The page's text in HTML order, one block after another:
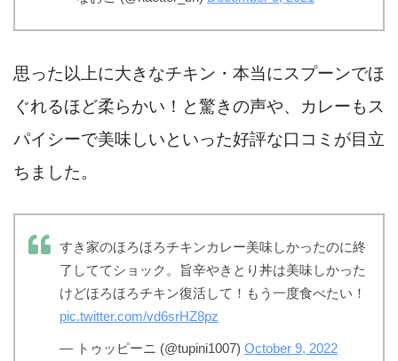
思った以上に大きなチキン・本当にスプーンでほ
ぐれるほど柔らかい！と驚きの声や、カレーもス
パイシーで美味しいといった好評な口コミが目立
ちました。
すき家のほろほろチキンカレー美味しかったのに終
了しててショック。旨辛やきとり丼は美味しかった
けどほろほろチキン復活して！もう一度食べたい！
pic.twitter.com/vd6srHZ8pz
— トゥッピーニ (@tupini1007) October 9, 2022